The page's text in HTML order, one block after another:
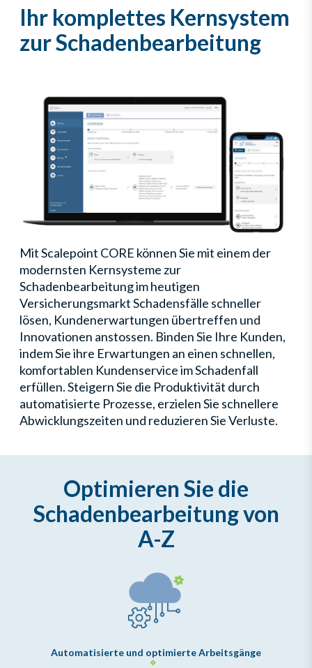
Ihr komplettes Kernsystem
zur Schadenbearbeitung
Mit Scalepoint CORE können Sie mit einem der
modernsten Kernsysteme zur
Schadenbearbeitung im heutigen
Versicherungsmarkt Schadensfälle schneller
lösen, Kundenerwartungen übertreffen und
Innovationen anstossen. Binden Sie Ihre Kunden,
indem Sie ihre Erwartungen an einen schnellen,
komfortablen Kundenservice im Schadenfall
erfüllen. Steigern Sie die Produktivität durch
automatisierte Prozesse, erzielen Sie schnellere
Abwicklungszeiten und reduzieren Sie Verluste.
Optimieren Sie die
Schadenbearbeitung von
A-Z
Automatisierte und optimierte Arbeitsgänge